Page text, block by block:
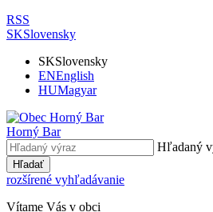
RSS
SKSlovensky
SKSlovensky
ENEnglish
HUMagyar
Horný Bar
Hľadaný
Hľadať
rozšírené vyhľadávanie
Vítame Vás v obci